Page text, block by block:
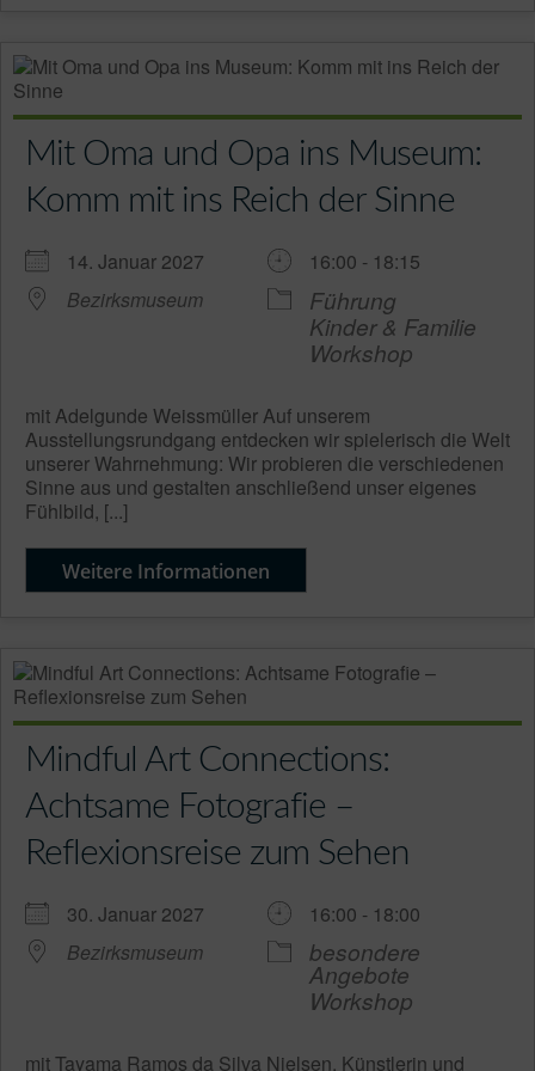
Mit Oma und Opa ins Museum:
Komm mit ins Reich der Sinne
14. Januar 2027
16:00 - 18:15
Bezirksmuseum
Führung
Kinder & Familie
Workshop
mit Adelgunde Weissmüller Auf unserem
Ausstellungsrundgang entdecken wir spielerisch die Welt
unserer Wahrnehmung: Wir probieren die verschiedenen
Sinne aus und gestalten anschließend unser eigenes
Fühlbild, [...]
Weitere Informationen
Mindful Art Connections:
Achtsame Fotografie –
Reflexionsreise zum Sehen
30. Januar 2027
16:00 - 18:00
Bezirksmuseum
besondere
Angebote
Workshop
mit Tayama Ramos da Silva Nielsen, Künstlerin und